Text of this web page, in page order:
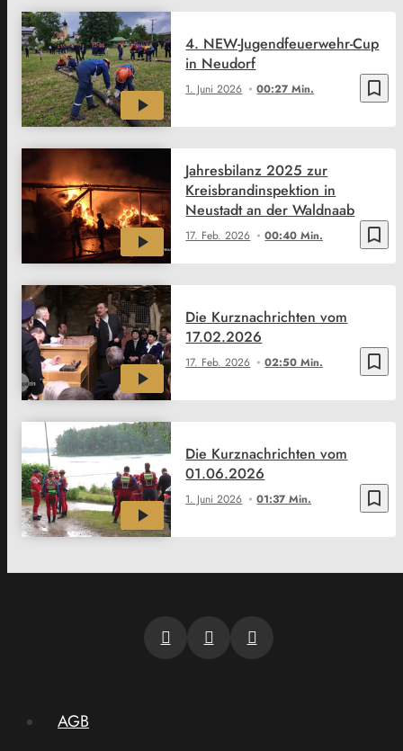
bookmark_border
1. Juni 2026 00:27 Min.
4. NEW-Jugendfeuerwehr-Cup
in Neudorf
bookmark_border
17. Feb. 2026 00:40 Min.
Jahresbilanz 2025 zur
Kreisbrandinspektion in
Neustadt an der Waldnaab
bookmark_border
17. Feb. 2026 02:50 Min.
Die Kurznachrichten vom
17.02.2026
bookmark_border
1. Juni 2026 01:37 Min.
Die Kurznachrichten vom
01.06.2026
AGB